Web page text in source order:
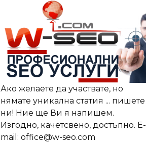
Ако желаете да участвате, но
нямате уникална статия ... пишете
ни! Ние ще Ви я напишем.
Изгодно, качетсвено, достъпно. E-
mail: office@w-seo.com